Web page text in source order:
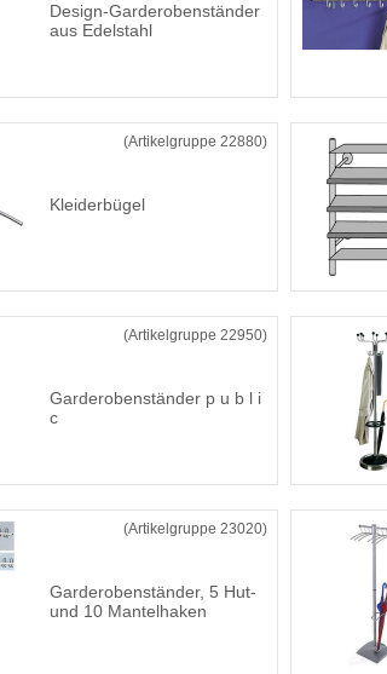
Design-Garderobenständer
aus Edelstahl
(Artikelgruppe 22880)
Kleiderbügel
(Artikelgruppe 22950)
Garderobenständer p u b l i
c
(Artikelgruppe 23020)
Garderobenständer, 5 Hut-
und 10 Mantelhaken